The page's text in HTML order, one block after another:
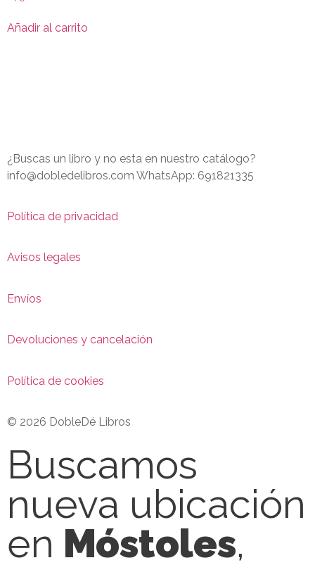
Añadir al carrito
¿Buscas un libro y no esta en nuestro catálogo?
info@dobledelibros.com WhatsApp: 691821335
Política de privacidad
Avisos legales
Envíos
Devoluciones y cancelación
Política de cookies
© 2026 DobleDé Libros
Buscamos
nueva ubicación
en Móstoles,